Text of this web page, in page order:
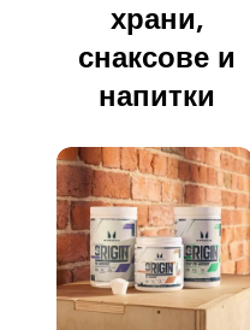
храни,
снаксове и
напитки